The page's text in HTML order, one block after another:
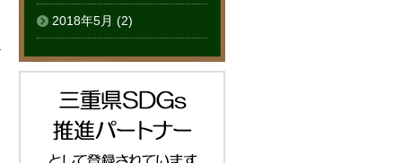
2018年5月 (2)